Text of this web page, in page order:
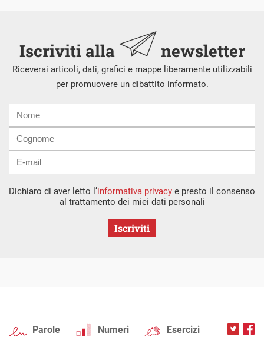
Iscriviti alla newsletter
Riceverai articoli, dati, grafici e mappe liberamente utilizzabili
per promuovere un dibattito informato.
mail
Dichiaro di aver letto l’informativa privacy e presto il consenso
al trattamento dei miei dati personali
Iscriviti
Parole Numeri Esercizi